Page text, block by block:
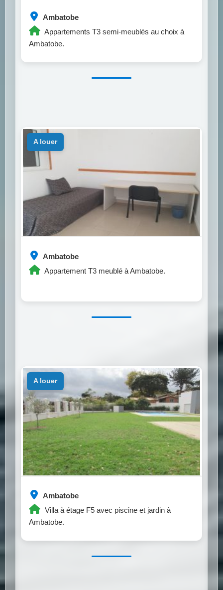
Ambatobe
Appartements T3 semi-meublés au choix à
Ambatobe.
Ambatobe
Appartement T3 meublé à Ambatobe.
a louer
Ambatobe
Villa à étage F5 avec piscine et jardin à
Ambatobe.
a louer